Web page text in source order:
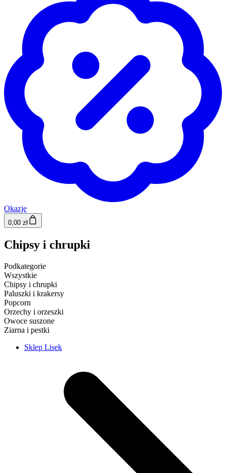
Okazje
0,00 zł
Chipsy i chrupki
Podkategorie
Wszystkie
Chipsy i chrupki
Paluszki i krakersy
Popcorn
Orzechy i orzeszki
Owoce suszone
Ziarna i pestki
Sklep Lisek